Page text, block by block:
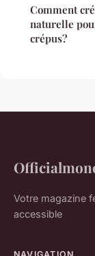
Comment
naturelle
crépus?
Votre magazine
accessible